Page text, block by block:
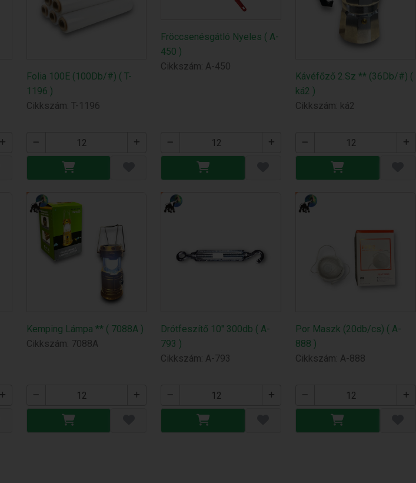
Folia 100E (100Db/#) ( T-
1196 )
Cikkszám: T-1196
Fröccsenésgátló Nyeles ( A-
450 )
Cikkszám: A-450
Kávéfőző 2.Sz ** (36Db/#) (
ká2 )
Cikkszám: ká2
Kemping Lámpa ** ( 7088A )
Cikkszám: 7088A
Drótfeszítő 10" 300db ( A-
793 )
Cikkszám: A-793
Por Maszk (20db/cs) ( A-
888 )
Cikkszám: A-888